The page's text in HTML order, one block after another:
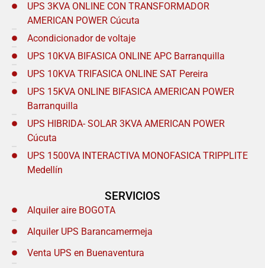
UPS 3KVA ONLINE CON TRANSFORMADOR
AMERICAN POWER Cúcuta
Acondicionador de voltaje
UPS 10KVA BIFASICA ONLINE APC Barranquilla
UPS 10KVA TRIFASICA ONLINE SAT Pereira
UPS 15KVA ONLINE BIFASICA AMERICAN POWER
Barranquilla
UPS HIBRIDA- SOLAR 3KVA AMERICAN POWER
Cúcuta
UPS 1500VA INTERACTIVA MONOFASICA TRIPPLITE
Medellín
SERVICIOS
Alquiler aire BOGOTA
Alquiler UPS Barancamermeja
Venta UPS en Buenaventura